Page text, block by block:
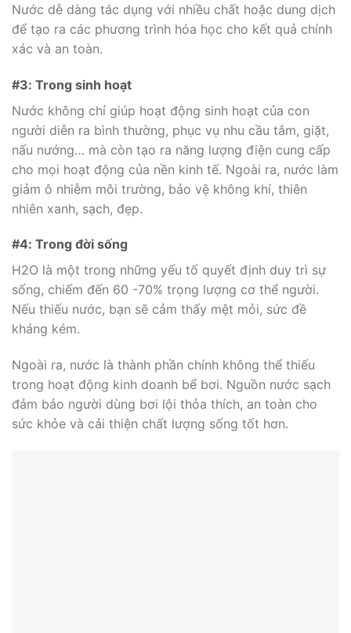
Nước dễ dàng tác dụng với nhiều chất hoặc dung dịch
để tạo ra các phương trình hóa học cho kết quả chính
xác và an toàn.
#3: Trong sinh hoạt
Nước không chỉ giúp hoạt động sinh hoạt của con
người diễn ra bình thường, phục vụ nhu cầu tắm, giặt,
nấu nướng… mà còn tạo ra năng lượng điện cung cấp
cho mọi hoạt động của nền kinh tế. Ngoài ra, nước làm
giảm ô nhiễm môi trường, bảo vệ không khí, thiên
nhiên xanh, sạch, đẹp.
#4: Trong đời sống
H2O là một trong những yếu tố quyết định duy trì sự
sống, chiếm đến 60 -70% trọng lượng cơ thể người.
Nếu thiếu nước, bạn sẽ cảm thấy mệt mỏi, sức đề
kháng kém.
Ngoài ra, nước là thành phần chính không thể thiếu
trong hoạt động kinh doanh bể bơi. Nguồn nước sạch
đảm bảo người dùng bơi lội thỏa thích, an toàn cho
sức khỏe và cải thiện chất lượng sống tốt hơn.